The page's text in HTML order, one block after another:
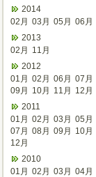
2014
02月 03月 05月 06月
2013
02月
11月
2012
01月 02月 06月 07月
09月
10月 11月
12月
2011
01月 02月 03月 05月
07月 08月 09月 10月
12月
2010
01月 02月 03月 04月